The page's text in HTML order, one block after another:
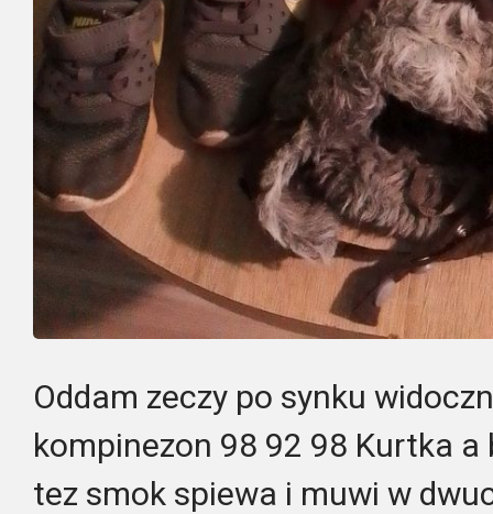
Oddam zeczy po synku
kompinezon 98 92 98 Kurtka
tez smok spiewa i muwi w